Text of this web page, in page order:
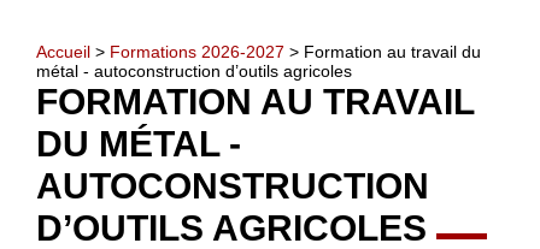
Accueil > Formations 2026-2027 > Formation au travail du
métal - autoconstruction d’outils agricoles
FORMATION AU TRAVAIL
DU MÉTAL -
AUTOCONSTRUCTION
D’OUTILS AGRICOLES